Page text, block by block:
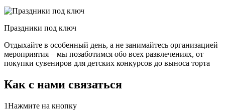
Праздники под ключ
Отдыхайте в особенный день, а не занимайтесь организацией
мероприятия – мы позаботимся обо всех развлечениях, от
покупки сувениров для детских конкурсов до выноса торта
Как с нами связаться
1Нажмите на кнопку